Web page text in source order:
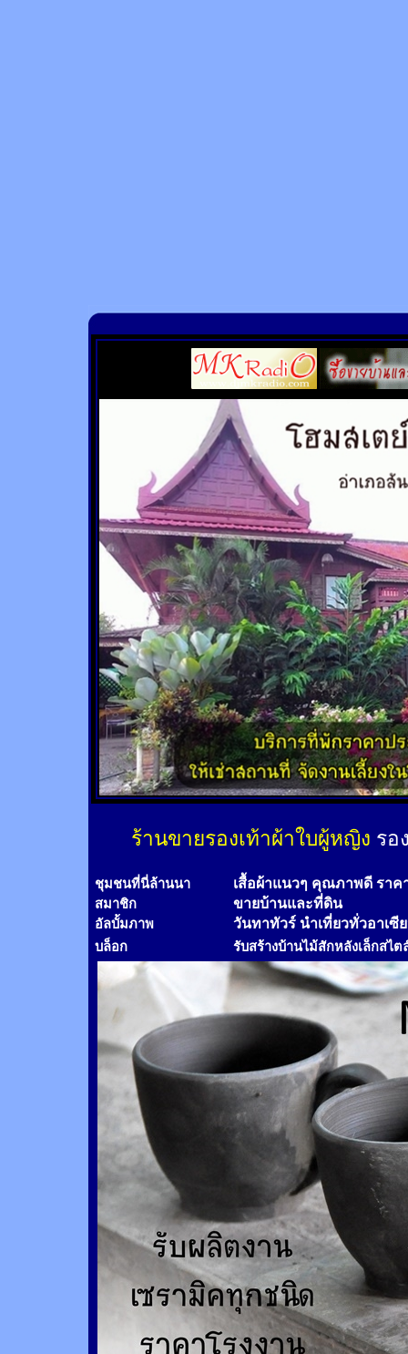
ร้านขายรองเท้าผ้าใบผู้หญิง รอ
ชุมชนที่นี่ล้านนา เสื้อผ้าแนวๆ คุณภาพดี ราค
สมาชิก ขายบ้านและที่ดิน
อัลบั้มภาพ วันทาทัวร์ นำเที่ยวทั่วอาเซี
บล็อก รับสร้างบ้านไม้สักหลังเล็กสไต